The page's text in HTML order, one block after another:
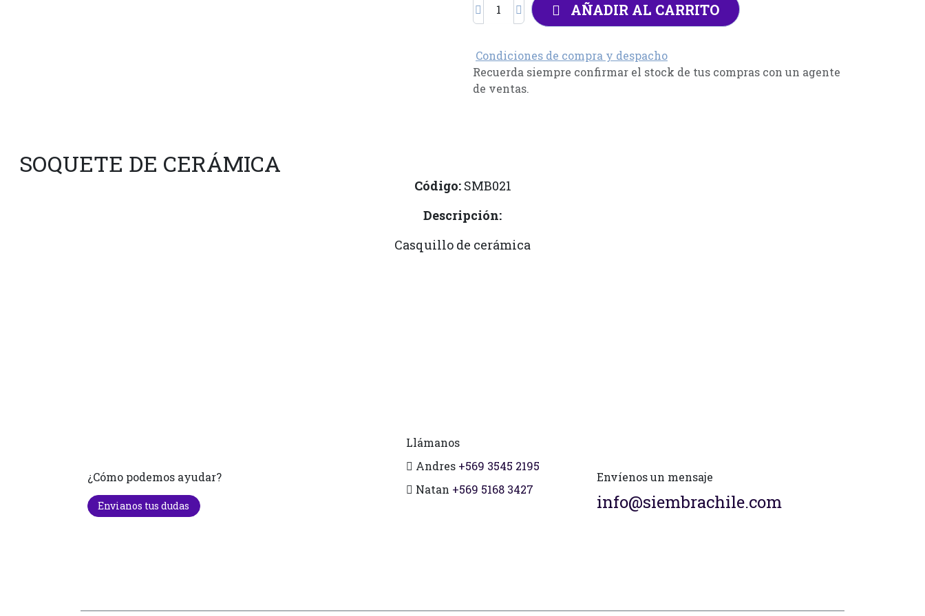
AÑADIR AL CARRITO
Condiciones de compra y despacho
Recuerda siempre confirmar el stock de tus compras con un agente
de ventas.
SOQUETE DE CERÁMICA
Código:SMB021
Descripción:
Casquillo de cerámica
¿Cómo podemos ayudar?
Envianos tus dudas
Llámanos
Andres +569 3545 2195
Natan +569 5168 3427
Envíenos un mensaje
info@siembrachile.com